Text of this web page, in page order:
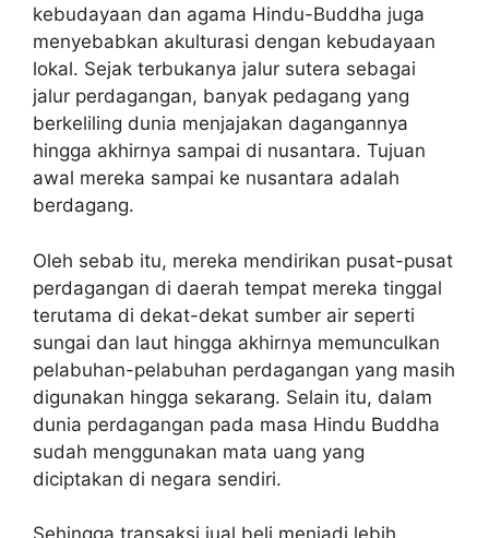
kebudayaan dan agama Hindu-Buddha juga
menyebabkan akulturasi dengan kebudayaan
lokal. Sejak terbukanya jalur sutera sebagai
jalur perdagangan, banyak pedagang yang
berkeliling dunia menjajakan dagangannya
hingga akhirnya sampai di nusantara. Tujuan
awal mereka sampai ke nusantara adalah
berdagang.
Oleh sebab itu, mereka mendirikan pusat-pusat
perdagangan di daerah tempat mereka tinggal
terutama di dekat-dekat sumber air seperti
sungai dan laut hingga akhirnya memunculkan
pelabuhan-pelabuhan perdagangan yang masih
digunakan hingga sekarang. Selain itu, dalam
dunia perdagangan pada masa Hindu Buddha
sudah menggunakan mata uang yang
diciptakan di negara sendiri.